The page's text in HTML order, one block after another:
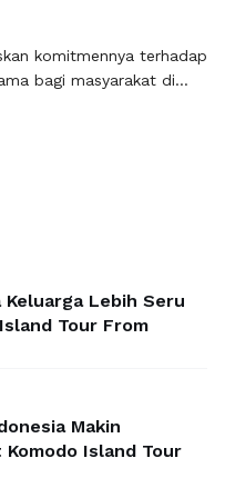
komitmennya terhadap
bagi masyarakat di
harus memiliki ruang
Keluarga Lebih Seru
Tour From
Makin
Island Tour